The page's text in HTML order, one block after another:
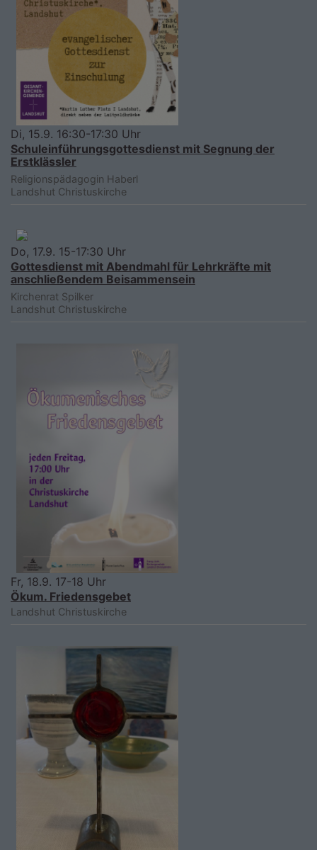
Di, 15.9. 16:30-17:30 Uhr
Schuleinführungsgottesdienst mit Segnung der
Erstklässler
Religionspädagogin Haberl
Landshut Christuskirche
Do, 17.9. 15-17:30 Uhr
Gottesdienst mit Abendmahl für Lehrkräfte mit
anschließendem Beisammensein
Kirchenrat Spilker
Landshut Christuskirche
Fr, 18.9. 17-18 Uhr
Ökum. Friedensgebet
Landshut Christuskirche